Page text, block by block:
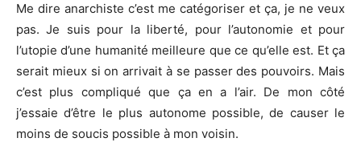
Me dire anarchiste c’est me catégoriser et ça, je ne veux
pas. Je suis pour la liberté, pour l’autonomie et pour
l’utopie d’une humanité meilleure que ce qu’elle est. Et ça
serait mieux si on arrivait à se passer des pouvoirs. Mais
c’est plus compliqué que ça en a l’air. De mon côté
j’essaie d’être le plus autonome possible, de causer le
moins de soucis possible à mon voisin.